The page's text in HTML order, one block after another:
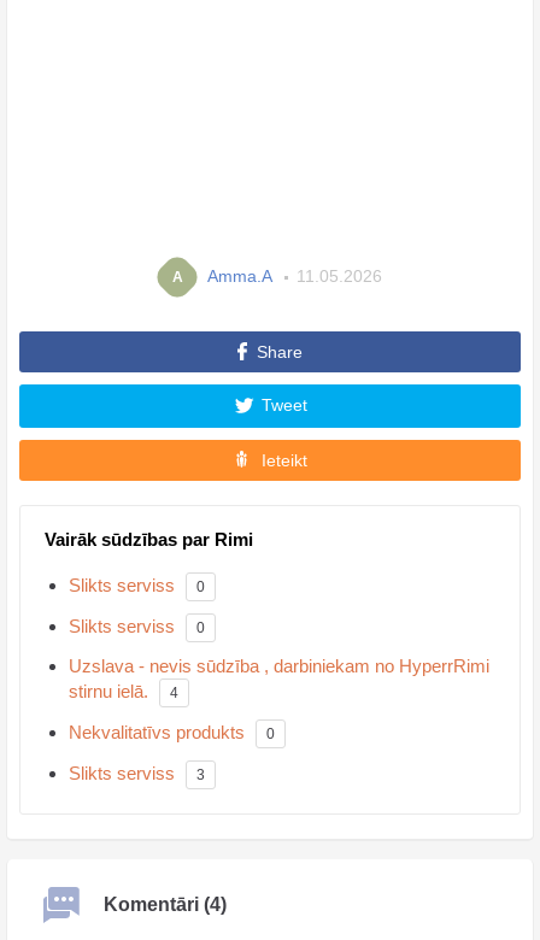
A Amma.A 11.05.2026
Share
Tweet
Ieteikt
Vairāk sūdzības par Rimi
Slikts serviss 0
Slikts serviss 0
Uzslava - nevis sūdzība , darbiniekam no HyperrRimi
stirnu ielā.
4
Nekvalitatīvs produkts 0
Slikts serviss 3
Komentāri (4)